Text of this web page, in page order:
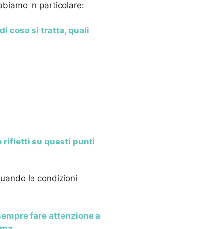
in particolare:
cosa si tratta, quali
rifletti su questi punti
le condizioni
fare attenzione a